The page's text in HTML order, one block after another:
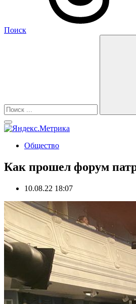
Поиск
Общество
Как прошел форум
10.08.22 18:07